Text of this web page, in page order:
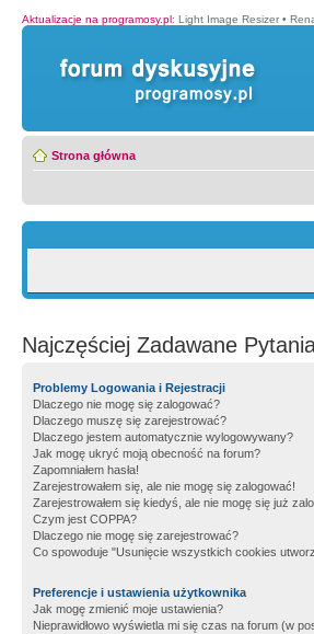
Aktualizacje na programosy.pl: Light Image Resizer •
Strona główna
Najczęściej Zadawane
Problemy Logowania i Rejestracji
Dlaczego nie mogę się zalogować?
Dlaczego muszę się zarejestrować?
Dlaczego jestem automatycznie wylogowywany?
Jak mogę ukryć moją obecność na forum?
Zapomniałem hasła!
Zarejestrowałem się, ale nie mogę się zalogować!
Zarejestrowałem się kiedyś, ale nie mogę się już
Czym jest COPPA?
Dlaczego nie mogę się zarejestrować?
Co spowoduje "Usunięcie wszystkich cookies
Preferencje i ustawienia użytkownika
Jak mogę zmienić moje ustawienia?
Nieprawidłowo wyświetla mi się czas na forum (w